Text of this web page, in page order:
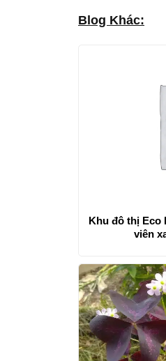
Blog Khác:
Khu đô thị Eco
viên